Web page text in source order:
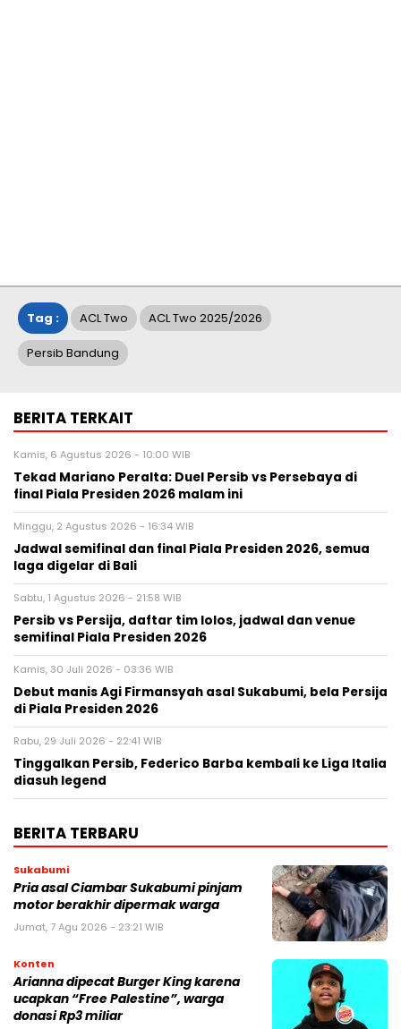
Tag : ACL Two ACL Two 2025/2026
Persib Bandung
BERITA TERKAIT
Kamis, 6 Agustus 2026 - 10:00 WIB
Tekad Mariano Peralta: Duel Persib vs Persebaya di
final Piala Presiden 2026 malam ini
Minggu, 2 Agustus 2026 - 16:34 WIB
Jadwal semifinal dan final Piala Presiden 2026, semua
laga digelar di Bali
Sabtu, 1 Agustus 2026 - 21:58 WIB
Persib vs Persija, daftar tim lolos, jadwal dan venue
semifinal Piala Presiden 2026
Kamis, 30 Juli 2026 - 03:36 WIB
Debut manis Agi Firmansyah asal Sukabumi, bela Persija
di Piala Presiden 2026
Rabu, 29 Juli 2026 - 22:41 WIB
Tinggalkan Persib, Federico Barba kembali ke Liga Italia
diasuh legend
BERITA TERBARU
Sukabumi
Pria asal Ciambar Sukabumi pinjam
motor berakhir dipermak warga
Jumat, 7 Agu 2026 - 23:21 WIB
Konten
Arianna dipecat Burger King karena
ucapkan “Free Palestine”, warga
donasi Rp3 miliar